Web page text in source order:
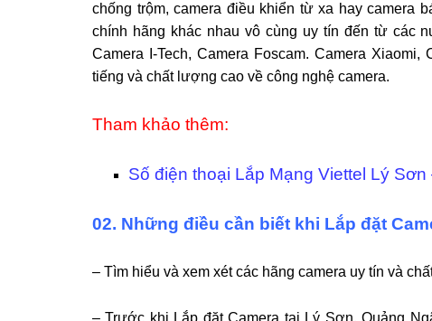
chống trộm, camera điều khiển từ xa hay camera
chính hãng khác nhau vô cùng uy tín đến từ các
Camera I-Tech, Camera Foscam. Camera
tiếng và chất lượng cao về công nghệ camera.
Tham khảo thêm:
Số điện thoại Lắp Mạng Viettel Lý
02. Những điều cần biết khi Lắp đặt
– Tìm hiểu và xem xét các hãng camera uy tín và
– Trước khi Lắp đặt Camera tại Lý Sơn, Quảng